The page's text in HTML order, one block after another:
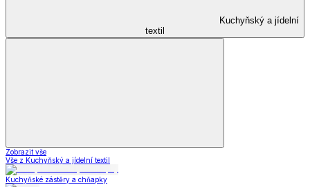
Kuchyňský a jídelní
textil
Zobrazit vše
Vše z Kuchyňský a jídelní textil
Kuchyňské zástěry a chňapky